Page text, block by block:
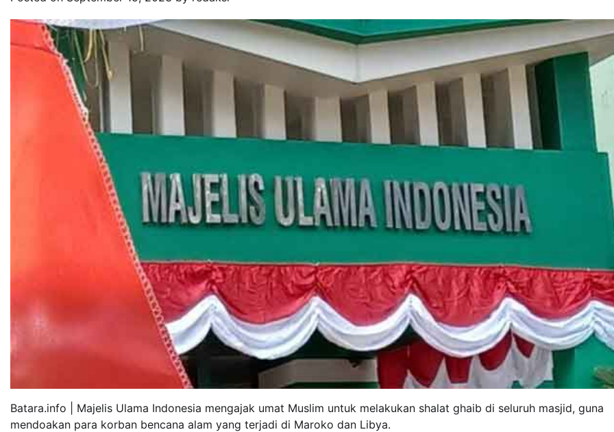
Batara.info | Majelis Ulama Indonesia mengajak umat Muslim untuk melakukan shalat ghaib di seluruh masjid, guna
mendoakan para korban bencana alam yang terjadi di Maroko dan Libya.